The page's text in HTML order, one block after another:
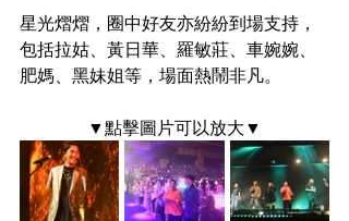
星光熠熠，圈中好友亦紛紛到場支持，
包括拉姑、黃日華、羅敏莊、車婉婉、
肥媽、黑妹姐等，場面熱鬧非凡。
▼點擊圖片可以放大▼